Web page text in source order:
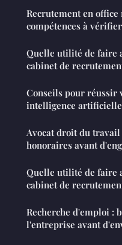
Recrutement en office
compétences à
Quelle utilité de faire
cabinet de
Conseils pour réussir
intelligence artificielle
Avocat droit du
honoraires avant
Quelle utilité de faire
cabinet de
Recherche d'emploi :
l'entreprise avant